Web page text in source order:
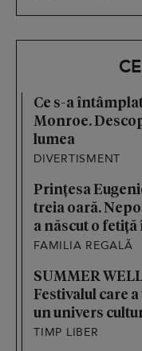
Ce s-a
Monroe.
lumea
DIVERTISMENT
Prințesa
treia oară.
a născut o
FAMILIA REGALĂ
SUMMER
Festivalul care
un univers
TIMP LIBER